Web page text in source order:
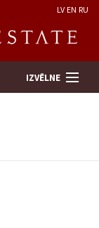
LV EN RU
IZVĒLNE